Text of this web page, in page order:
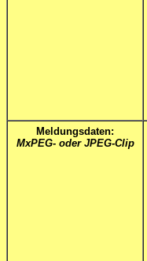
Meldungsdaten:
MxPEG- oder JPEG-Clip